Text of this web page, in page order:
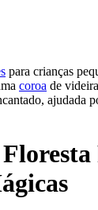
para crianças
coroa de
ajudada